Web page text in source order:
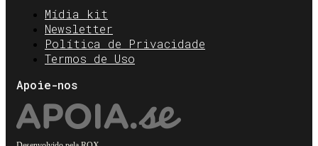
Mídia kit
Newsletter
Política de Privacidade
Termos de Uso
Apoie-nos